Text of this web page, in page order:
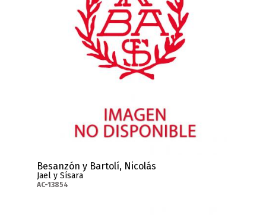
Besanzón y Bartolí, Nicolás
Jael y Sísara
AC-13854